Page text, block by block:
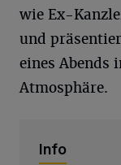
wie Ex-
und
eines Abends
Atmosphäre.
Info